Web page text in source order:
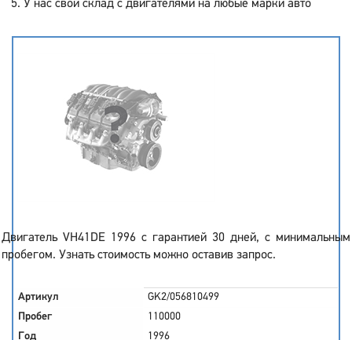
У нас свой склад с двигателями на любые марки авто
Двигатель VH41DE 1996 с гарантией 30 дней, с минимальным
пробегом. Узнать стоимость можно оставив запрос.
Артикул
GK2/056810499
Пробег
110000
Год
1996